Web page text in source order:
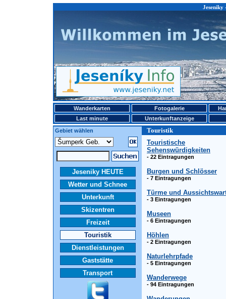
Jeseniky
Wanderkarten Fotogalerie
Last minute
Unterkunftanzeige
Gebiet wählen
Touristik
Jeseniky HEUTE
Wetter und Schnee
Unterkunft
Skizentren
Freizeit
Touristik
Dienstleistungen
Gaststätte
Transport
Touristische
Sehenswürdigkeiten
- 22 Eintragungen
Burgen und Schlösser
- 7 Eintragungen
Türme und
- 3 Eintragungen
Museen
- 6 Eintragungen
Höhlen
- 2 Eintragungen
Naturlehrpfade
- 5 Eintragungen
Wanderwege
- 94 Eintragungen